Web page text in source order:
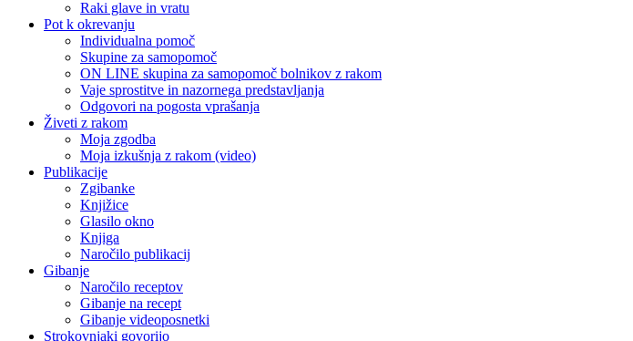
Raki glave in vratu
Pot k okrevanju
Individualna pomoč
Skupine za samopomoč
ON LINE skupina za samopomoč bolnikov z rakom
Vaje sprostitve in nazornega predstavljanja
Odgovori na pogosta vprašanja
Živeti z rakom
Moja zgodba
Moja izkušnja z rakom (video)
Publikacije
Zgibanke
Knjižice
Glasilo okno
Knjiga
Naročilo publikacij
Gibanje
Naročilo receptov
Gibanje na recept
Gibanje videoposnetki
Strokovnjaki govorijo